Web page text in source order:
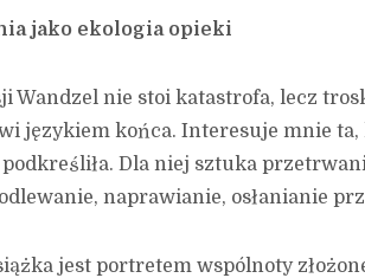
jako ekologia opieki
Wandzel nie stoi katastrofa, lecz
językiem końca. Interesuje mnie
Dla niej sztuka
naprawianie, osłanianie
jest portretem wspólnoty